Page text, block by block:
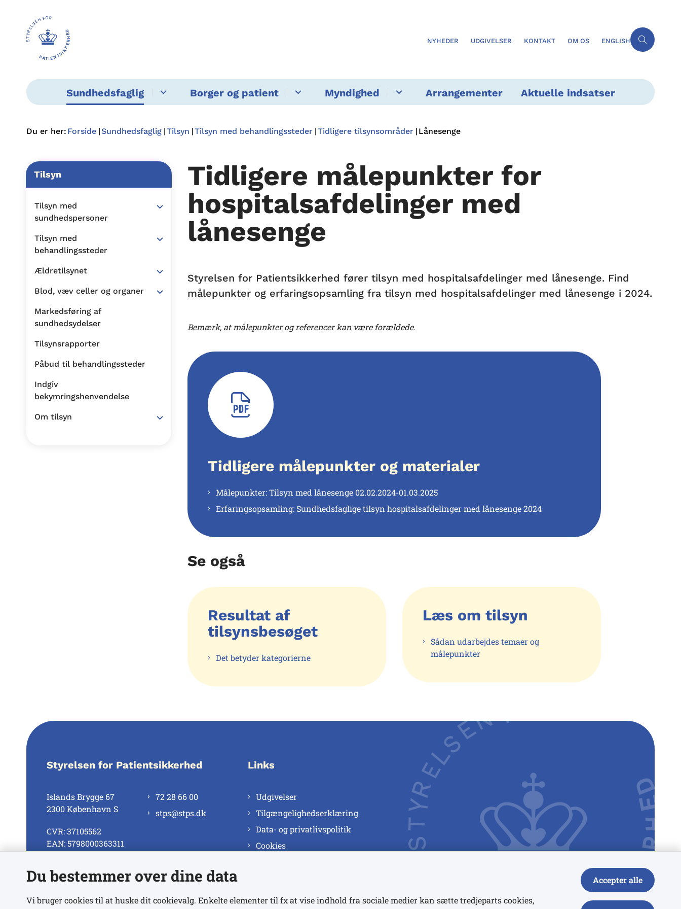
NYHEDER UDGIVELSER KONTAKT OM OS ENGLISH
Sundhedsfaglig Borger og patient Myndighed Arrangementer Aktuelle indsatser
Du er her: Forside Sundhedsfaglig Tilsyn Tilsyn med behandlingssteder Tidligere tilsynsområder Lånesenge
Tilsyn
Tilsyn med
sundhedspersoner
Tilsyn med
behandlingssteder
Ældretilsynet
Blod, væv celler og organer
Markedsføring af
sundhedsydelser
Tilsynsrapporter
Påbud til behandlingssteder
Indgiv
bekymringshenvendelse
Om tilsyn
Tidligere målepunkter for
hospitalsafdelinger med
lånesenge
Styrelsen for Patientsikkerhed fører tilsyn med hospitalsafdelinger med lånesenge. Find
målepunkter og erfaringsopsamling fra tilsyn med hospitalsafdelinger med lånesenge i 2024.
Bemærk, at målepunkter og referencer kan være forældede.
Tidligere målepunkter og materialer
Målepunkter: Tilsyn med lånesenge 02.02.2024-01.03.2025
Erfaringsopsamling: Sundhedsfaglige tilsyn hospitalsafdelinger med lånesenge 2024
Se også
Resultat af
tilsynsbesøget
Det betyder kategorierne
Læs om tilsyn
Sådan udarbejdes temaer og
målepunkter
Styrelsen for Patientsikkerhed
Islands Brygge 67
2300 København S
CVR: 37105562
EAN: 5798000363311
72 28 66 00
stps@stps.dk
Se alle kontaktnumre
Links
Udgivelser
Tilgængelighedserklæring
Data- og privatlivspolitik
Cookies
Du bestemmer over dine data
Vi bruger cookies til at huske dit cookievalg. Enkelte elementer til fx at vise indhold fra sociale medier kan sætte tredjeparts cookies,
Accepter alle